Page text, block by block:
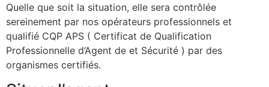
Quelle que soit la situation, elle sera contrôlée
sereinement par nos opérateurs professionnels et
qualifié CQP APS ( Certificat de Qualification
Professionnelle d’Agent de et Sécurité ) par des
organismes certifiés.